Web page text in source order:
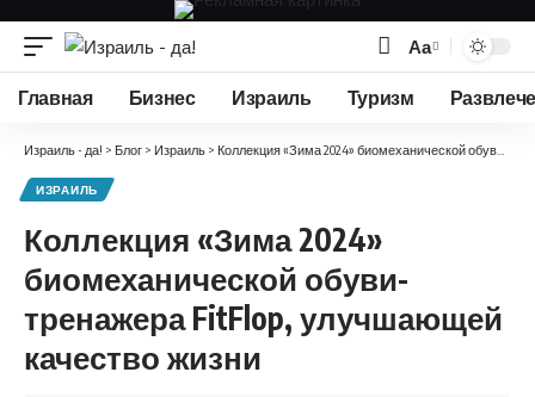
Изменение
размера
Аа
Главная Бизнес Израиль Туризм
Израиль - да! > Блог > Израиль > Коллекция «Зима 2024» биомеханической обуви-тренажера FitFlop, улучшающей качество жизни
ИЗРАИЛЬ
Коллекция «Зима 2024»
биомеханической обуви-
тренажера FitFlop, улучшающей
качество жизни